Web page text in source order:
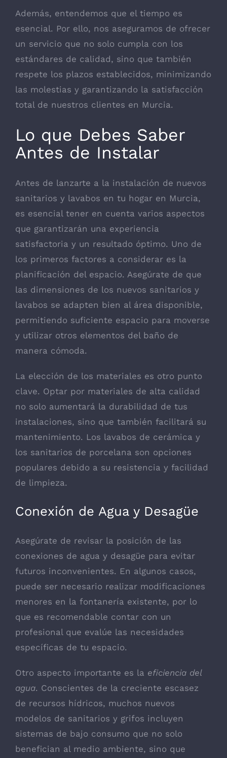
Además, entendemos que el tiempo es
esencial. Por ello, nos aseguramos de ofrecer
un servicio que no solo cumpla con los
estándares de calidad, sino que también
respete los plazos establecidos, minimizando
las molestias y garantizando la satisfacción
total de nuestros clientes en Murcia.
Lo que Debes Saber
Antes de Instalar
Antes de lanzarte a la instalación de nuevos
sanitarios y lavabos en tu hogar en Murcia,
es esencial tener en cuenta varios aspectos
que garantizarán una experiencia
satisfactoria y un resultado óptimo. Uno de
los primeros factores a considerar es la
planificación del espacio. Asegúrate de que
las dimensiones de los nuevos sanitarios y
lavabos se adapten bien al área disponible,
permitiendo suficiente espacio para moverse
y utilizar otros elementos del baño de
manera cómoda.
La elección de los materiales es otro punto
clave. Optar por materiales de alta calidad
no solo aumentará la durabilidad de tus
instalaciones, sino que también facilitará su
mantenimiento. Los lavabos de cerámica y
los sanitarios de porcelana son opciones
populares debido a su resistencia y facilidad
de limpieza.
Conexión de Agua y Desagüe
Asegúrate de revisar la posición de las
conexiones de agua y desagüe para evitar
futuros inconvenientes. En algunos casos,
puede ser necesario realizar modificaciones
menores en la fontanería existente, por lo
que es recomendable contar con un
profesional que evalúe las necesidades
específicas de tu espacio.
Otro aspecto importante es la eficiencia del
agua. Conscientes de la creciente escasez
de recursos hídricos, muchos nuevos
modelos de sanitarios y grifos incluyen
sistemas de bajo consumo que no solo
benefician al medio ambiente, sino que